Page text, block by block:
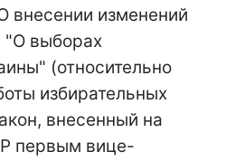
внесении изменений
"О выборах
(относительно
избирательных
внесенный на
первым вице-